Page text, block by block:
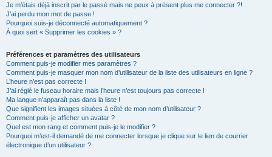
Je m’étais déjà inscrit par le passé mais ne peux à présent plus me connecter ?!
J’ai perdu mon mot de passe !
Pourquoi suis-je déconnecté automatiquement ?
À quoi sert « Supprimer les cookies » ?
Préférences et paramètres des utilisateurs
Comment puis-je modifier mes paramètres ?
Comment puis-je masquer mon nom d’utilisateur de la liste des utilisateurs en ligne ?
L’heure n’est pas correcte !
J’ai réglé le fuseau horaire mais l’heure n’est toujours pas correcte !
Ma langue n’apparaît pas dans la liste !
Que signifient les images situées à côté de mon nom d’utilisateur ?
Comment puis-je afficher un avatar ?
Quel est mon rang et comment puis-je le modifier ?
Pourquoi m’est-il demandé de me connecter lorsque je clique sur le lien de courrier
électronique d’un utilisateur ?